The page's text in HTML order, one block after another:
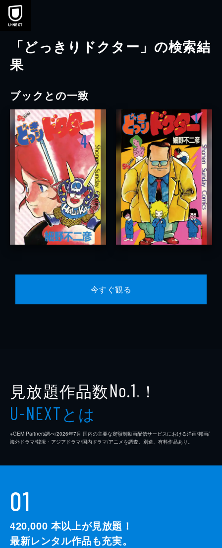
本文へスキップ
「どっきりドクター」の検索結
果
ブックとの一致
今すぐ観る
見放題作品数No.1 ※ ！
U-NEXTとは
※GEM Partners調べ/2026年7⽉ 国内の主要な定額制動画配信サービスにおける洋画/邦画/
海外ドラマ/韓流・アジアドラマ/国内ドラマ/アニメを調査。別途、有料作品あり。
01
420,000 本以上が見放題！
最新レンタル作品も充実。